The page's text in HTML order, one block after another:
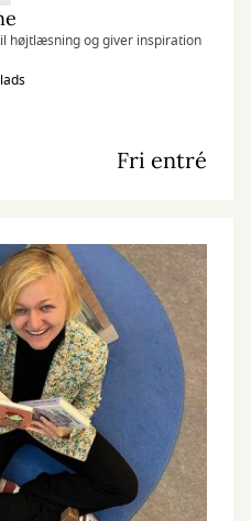
højtlæsning og giver inspiration
Fri entré